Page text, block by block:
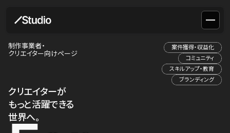
制作事業者・
クリエイター向けページ
案件獲得・収益化
コミュニティ
スキルアップ・教育
ブランディング
クリエイターが
もっと活躍できる
世界へ。